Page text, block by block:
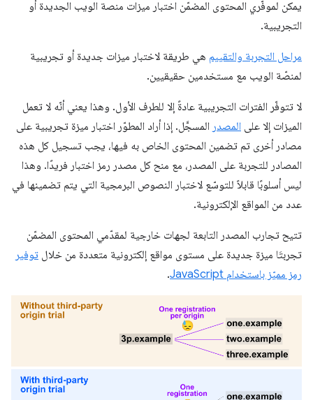
يمكن لموفّري المحتوى المضمّن اختبار ميزات منصة الويب الجديدة أو
التجريبية.
مراحل التجربة والتقييم هي طريقة لاختبار ميزات جديدة أو تجريبية
لمنصّة الويب مع مستخدمين حقيقيين.
لا تتوفّر الفترات التجريبية عادةً إلا للطرف الأول. وهذا يعني أنّه لا تعمل
الميزات إلا على المصدر المسجَّل. إذا أراد المطوّر اختبار ميزة تجريبية على
مصادر أخرى تم تضمين المحتوى الخاص به فيها، يجب تسجيل كل هذه
المصادر للتجربة على المصدر، مع منح كل مصدر رمز اختبار فريدًا. وهذا
ليس أسلوبًا قابلاً للتوسّع لاختبار النصوص البرمجية التي يتم تضمينها في
عدد من المواقع الإلكترونية.
تتيح تجارب المصدر التابعة لجهات خارجية لمقدّمي المحتوى المضمّن
تجربتَا ميزة جديدة على مستوى مواقع إلكترونية متعددة من خلال توفير
رمز مميّز باستخدام JavaScript
.